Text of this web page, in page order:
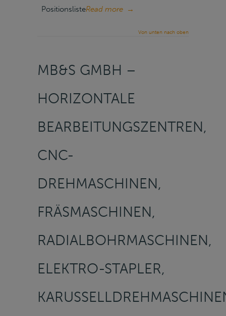
PositionslisteRead more →
Von unten nach oben
MB&S GMBH –
HORIZONTALE
BEARBEITUNGSZENTREN,
CNC-
DREHMASCHINEN,
FRÄSMASCHINEN,
RADIALBOHRMASCHINEN,
ELEKTRO-STAPLER,